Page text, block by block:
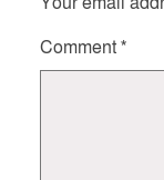
Comment*